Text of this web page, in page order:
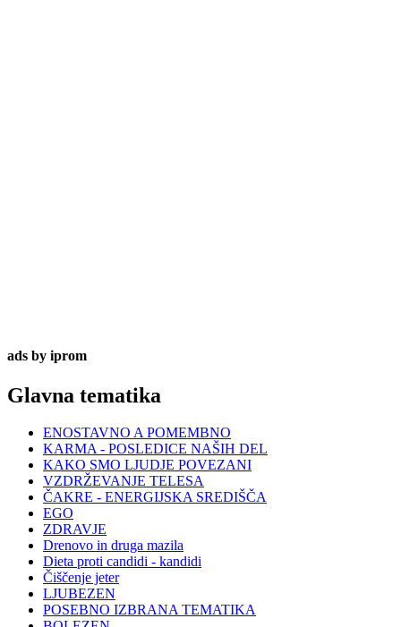
ads by iprom
Glavna tematika
ENOSTAVNO A POMEMBNO
KARMA - POSLEDICE NAŠIH DEL
KAKO SMO LJUDJE POVEZANI
VZDRŽEVANJE TELESA
ČAKRE - ENERGIJSKA SREDIŠČA
EGO
ZDRAVJE
Drenovo in druga mazila
Dieta proti candidi - kandidi
Čiščenje jeter
LJUBEZEN
POSEBNO IZBRANA TEMATIKA